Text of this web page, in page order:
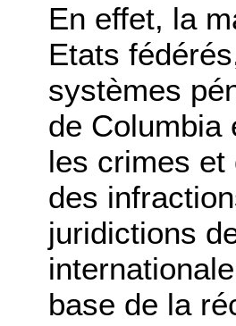
En effet, la
Etats
systèmes
de Columbia
les crimes et
des
juridictions
base de la